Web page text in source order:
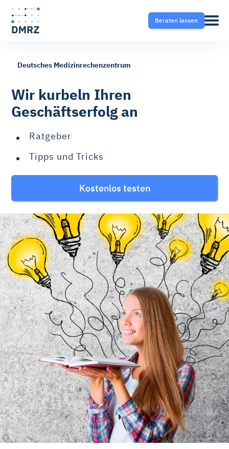
Beraten lassen
Krankentransport- und
Krankentransport-App
Fahrtvermittlung
Therapeutensoftware
Pflegesoftware
Pflege-App
Vorfinanzierung
Telematikinfrastruktur (TI)
Krankentransport
Hilfsmittel
Rehasport & Funktionstraining
FAQ
Deutsches Medizinrechenzentrum
Wir kurbeln Ihren
Geschäftserfolg an
Ratgeber
Tipps und Tricks
Kostenlos testen